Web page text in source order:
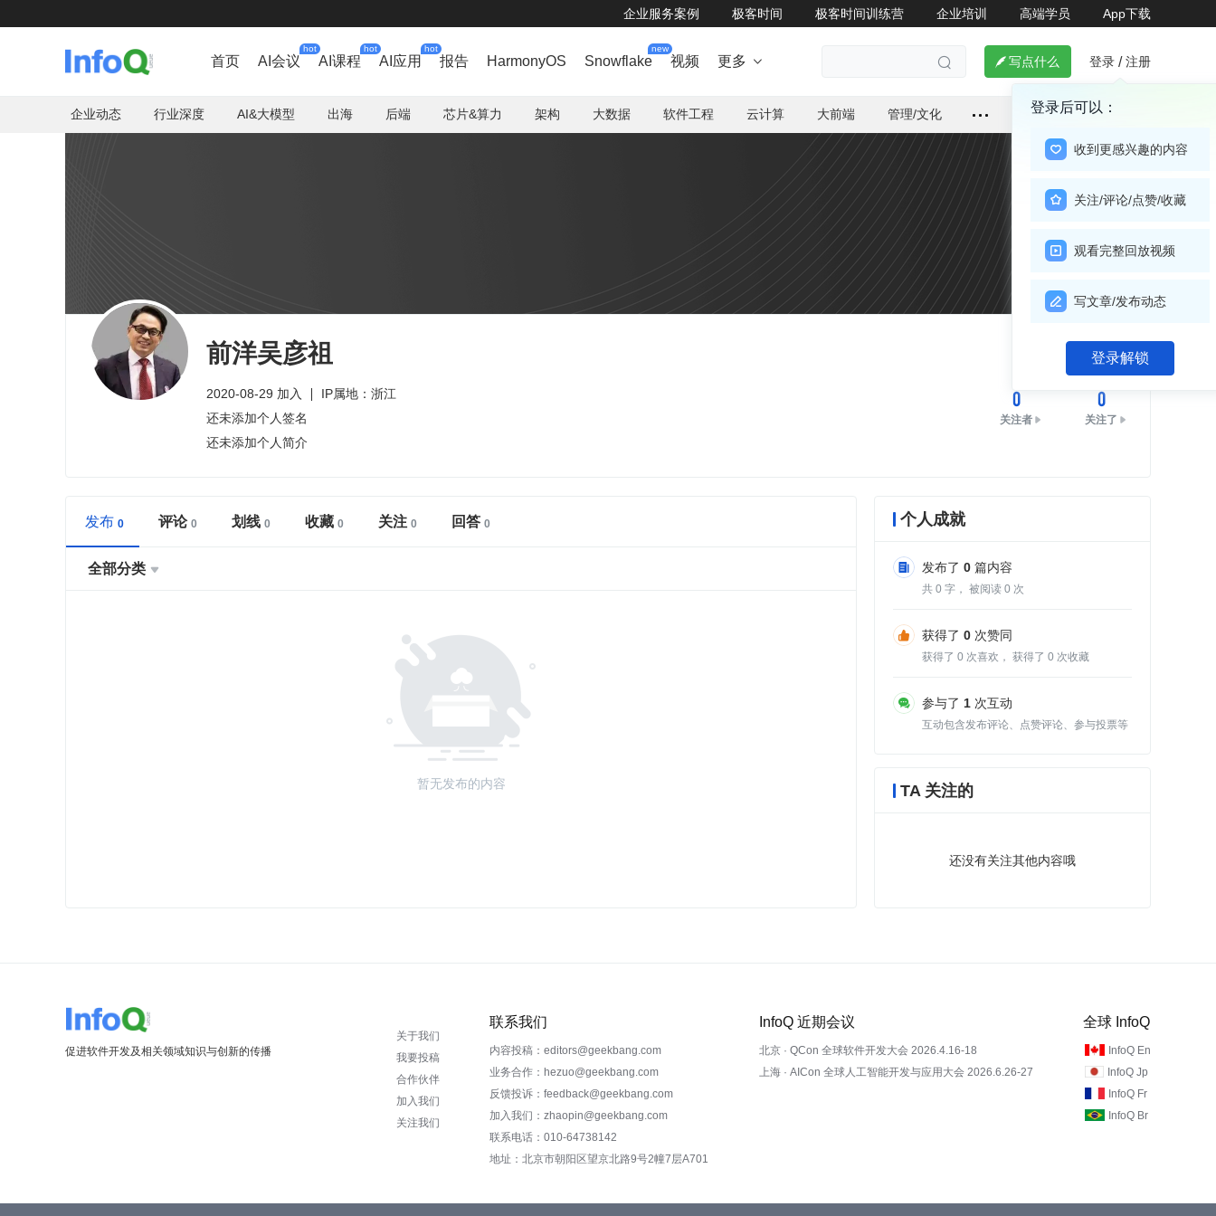
企业服务案例 极客时间 极客时间训练营 企业培训 高端学员 App下载
首页 AI会议
hot
AI课程
hot
AI应用
hot
报告 HarmonyOS Snowflake
new
视频 更多    写点什么 登录 / 注册
登录后可以：
收到更感兴趣的内容
关注/评论/点赞/收藏
观看完整回放视频
写文章/发布动态
登录解锁
企业动态 行业深度 AI&大模型 出海 后端 芯片&算力 架构 大数据 软件工程 云计算 大前端 管理/文化
前洋吴彦祖
2020-08-29 加入
IP属地：浙江
还未添加个人签名
还未添加个人简介
关注
0
关注者
0
关注了
发布 评论 划线 收藏 关注 回答
全部分类 
暂无发布的内容
个人成就
发布了 0 篇内容
共 0 字， 被阅读 0 次
获得了 0 次赞同
获得了 0 次喜欢， 获得了 0 次收藏
参与了 1 次互动
互动包含发布评论、点赞评论、参与投票等
TA 关注的
还没有关注其他内容哦
促进软件开发及相关领域知识与创新的传播
关于我们
我要投稿
合作伙伴
加入我们
关注我们
联系我们
内容投稿：editors@geekbang.com
业务合作：hezuo@geekbang.com
反馈投诉：feedback@geekbang.com
加入我们：zhaopin@geekbang.com
联系电话：010-64738142
地址：北京市朝阳区望京北路9号2幢7层A701
InfoQ 近期会议
北京 · QCon 全球软件开发大会 2026.4.16-18
上海 · AICon 全球人工智能开发与应用大会 2026.6.26-27
全球 InfoQ
InfoQ En
InfoQ Jp
InfoQ Fr
InfoQ Br